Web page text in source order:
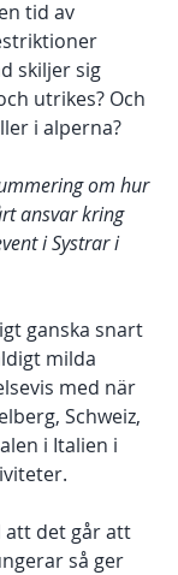
tid av
skiljer sig
utrikes? Och
i alperna?
om hur
ansvar kring
i Systrar i
ganska snart
milda
med när
Schweiz,
i Italien i
att det går att
så ger